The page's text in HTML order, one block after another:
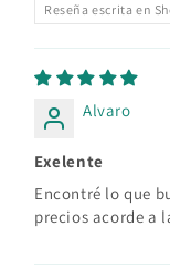
Reseña escrita en
Alvaro
Exelente
Encontré lo que
precios acorde a